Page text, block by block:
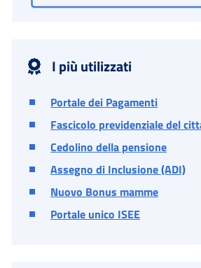
I più utilizzati
Portale dei Pagamenti
Fascicolo previdenziale del
Cedolino della pensione
Assegno di Inclusione (ADI)
Nuovo Bonus mamme
Portale unico ISEE